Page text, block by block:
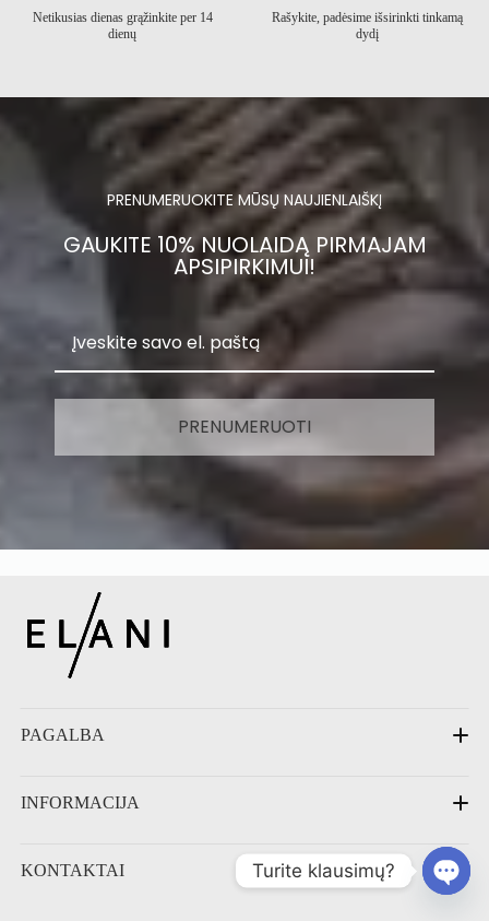
Netikusias dienas grąžinkite per 14
dienų
Rašykite, padėsime išsirinkti tinkamą
dydį
PRENUMERUOKITE MŪSŲ NAUJIENLAIŠKĮ
GAUKITE 10% NUOLAIDĄ PIRMAJAM
APSIPIRKIMUI!
PRENUMERUOTI
PAGALBA
Priežiūra
INFORMACIJA
Apie mus
KONTAKTAI Turite klausimų?